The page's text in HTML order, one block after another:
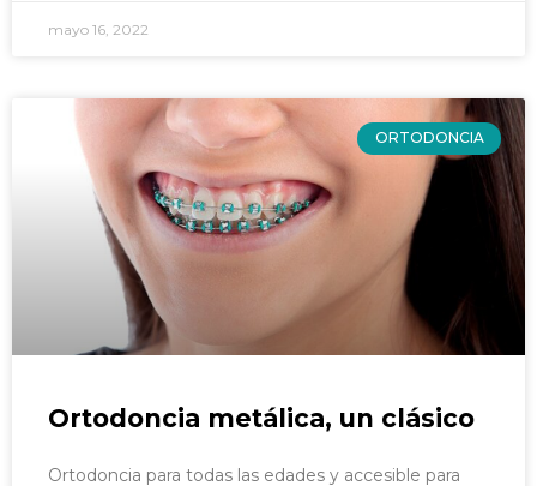
mayo 16, 2022
ORTODONCIA
Ortodoncia metálica, un clásico
Ortodoncia para todas las edades y accesible para